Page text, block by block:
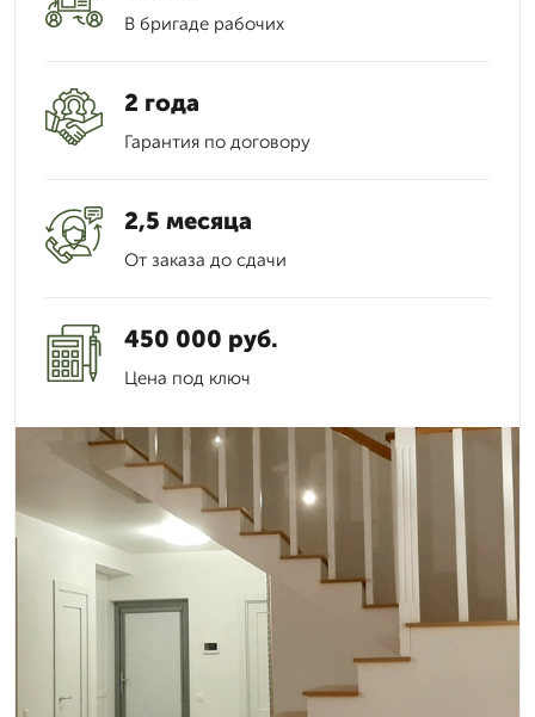
В бригаде рабочих
2 года
Гарантия по договору
2,5 месяца
От заказа до сдачи
450 000 руб.
Цена под ключ